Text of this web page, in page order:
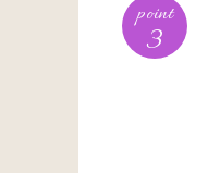
point
3